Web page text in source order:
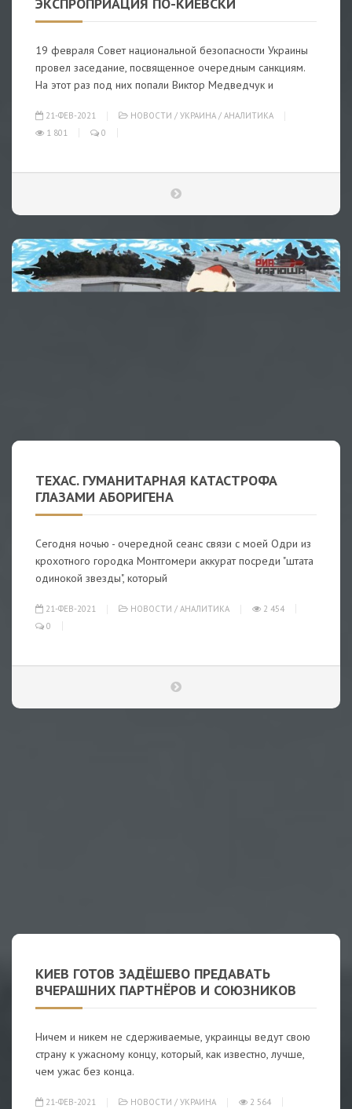
ЭКСПРОПРИАЦИЯ ПО-КИЕВСКИ
19 февраля Совет национальной безопасности Украины
провел заседание, посвященное очередным санкциям.
На этот раз под них попали Виктор Медведчук и
21-ФЕВ-2021 НОВОСТИ / УКРАИНА / АНАЛИТИКА
1 801
0
ТЕХАС. ГУМАНИТАРНАЯ КАТАСТРОФА
ГЛАЗАМИ АБОРИГЕНА
Сегодня ночью - очередной сеанс связи с моей Одри из
крохотного городка Монтгомери аккурат посреди "штата
одинокой звезды", который
21-ФЕВ-2021 НОВОСТИ / АНАЛИТИКА
2 454
0
КИЕВ ГОТОВ ЗАДЁШЕВО ПРЕДАВАТЬ
ВЧЕРАШНИХ ПАРТНЁРОВ И СОЮЗНИКОВ
Ничем и никем не сдерживаемые, украинцы ведут свою
страну к ужасному концу, который, как известно, лучше,
чем ужас без конца.
21-ФЕВ-2021 НОВОСТИ / УКРАИНА
2 564